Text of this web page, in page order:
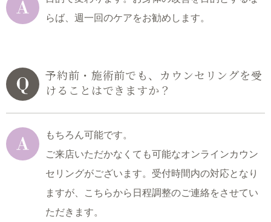
らば、週一回のケアをお勧めします。
予約前・施術前でも、カウンセリングを受
けることはできますか？
もちろん可能です。
ご来店いただかなくても可能なオンラインカウン
セリングがございます。 受付時間内の対応となり
ますが、
こちらから日程調整のご連絡をさせてい
ただきます。